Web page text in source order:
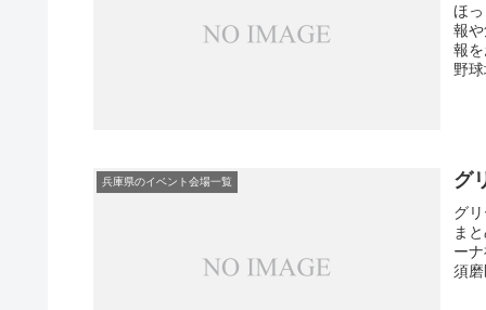
ほ
報
報
野
兵庫県のイベント会場一覧 グ
グ
ま
ー
須